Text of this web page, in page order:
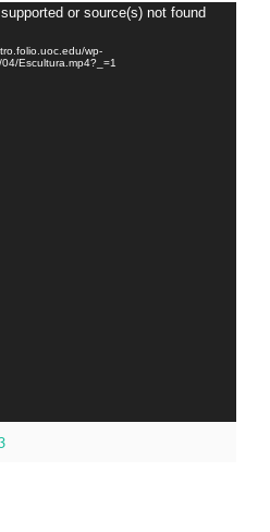
or source(s) not found
wp-
Escultura.mp4?_=1